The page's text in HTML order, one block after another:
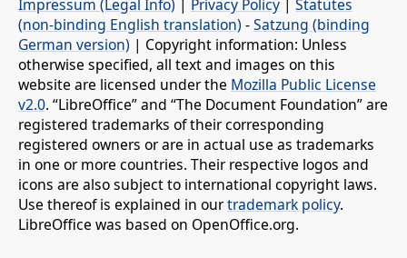
Impressum (Legal Info) | Privacy Policy | Statutes
(non-binding English translation) -Satzung (binding
German version) | Copyright information: Unless
otherwise specified, all text and images on this
website are licensed under the Mozilla Public License
v2.0. “LibreOffice” and “The Document Foundation” are
registered trademarks of their corresponding
registered owners or are in actual use as trademarks
in one or more countries. Their respective logos and
icons are also subject to international copyright laws.
Use thereof is explained in ourtrademark policy.
LibreOffice was based on OpenOffice.org.